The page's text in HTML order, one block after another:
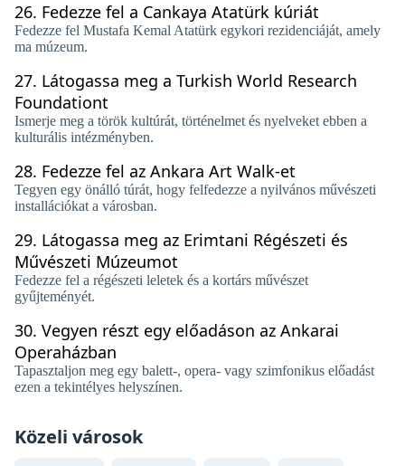
26. Fedezze fel a Cankaya Atatürk kúriát
Fedezze fel Mustafa Kemal Atatürk egykori rezidenciáját, amely
ma múzeum.
27. Látogassa meg a Turkish World Research
Foundationt
Ismerje meg a török ​​kultúrát, történelmet és nyelveket ebben a
kulturális intézményben.
28. Fedezze fel az Ankara Art Walk-et
Tegyen egy önálló túrát, hogy felfedezze a nyilvános művészeti
installációkat a városban.
29. Látogassa meg az Erimtani Régészeti és
Művészeti Múzeumot
Fedezze fel a régészeti leletek és a kortárs művészet
gyűjteményét.
30. Vegyen részt egy előadáson az Ankarai
Operaházban
Tapasztaljon meg egy balett-, opera- vagy szimfonikus előadást
ezen a tekintélyes helyszínen.
Közeli városok